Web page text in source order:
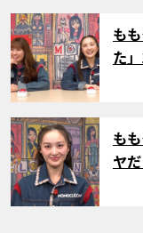
サムネ
も
た
サムネ
も
ヤ